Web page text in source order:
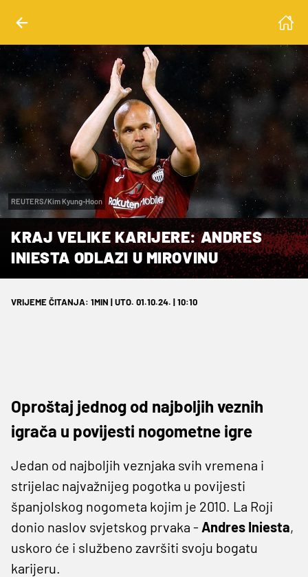
REUTERS/Kim Kyung-Hoon
KRAJ VELIKE KARIJERE: ANDRES
INIESTA ODLAZI U MIROVINU
VRIJEME ČITANJA: 1MIN | UTO. 01.10.24. | 10:10
Oproštaj jednog od najboljih veznih
igrača u povijesti nogometne igre
Jedan od najboljih veznjaka svih vremena i
strijelac najvažnijeg pogotka u povijesti
španjolskog nogometa kojim je 2010. La Roji
donio naslov svjetskog prvaka - Andres Iniesta,
uskoro će i službeno završiti svoju bogatu
karijeru.